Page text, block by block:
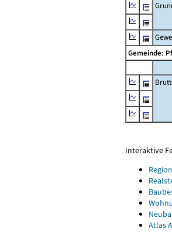
Gemeinde:
Interaktive
Atlas